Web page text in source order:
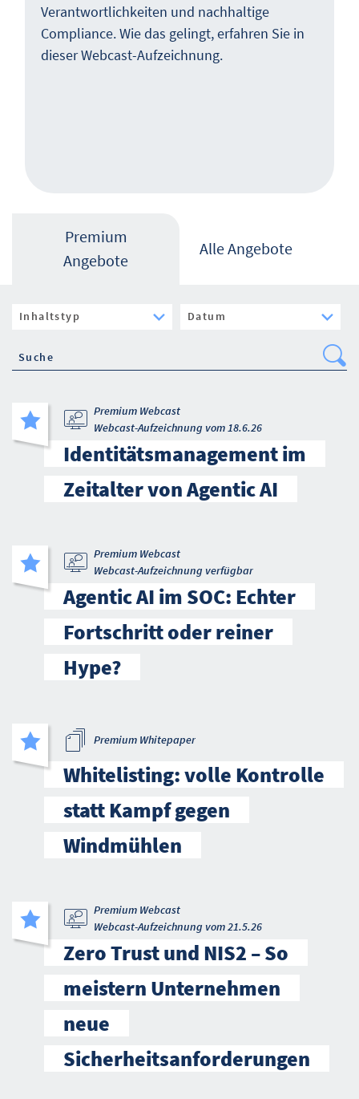
Verantwortlichkeiten und nachhaltige
Compliance. Wie das gelingt, erfahren Sie in
dieser Webcast-Aufzeichnung.
Premium
Angebote
Alle Angebote
Premium Webcast
Webcast-Aufzeichnung vom 18.6.26
Identitätsmanagement im
Zeitalter von Agentic AI
Premium Webcast
Webcast-Aufzeichnung verfügbar
Agentic AI im SOC: Echter
Fortschritt oder reiner
Hype?
Premium Whitepaper
Whitelisting: volle Kontrolle
statt Kampf gegen
Windmühlen
Premium Webcast
Webcast-Aufzeichnung vom 21.5.26
Zero Trust und NIS2 – So
meistern Unternehmen
neue
Sicherheitsanforderungen